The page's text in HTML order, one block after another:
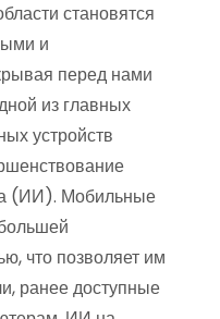
становятся
и
перед нами
из главных
устройств
(ИИ). Мобильные
что позволяет им
ранее доступные